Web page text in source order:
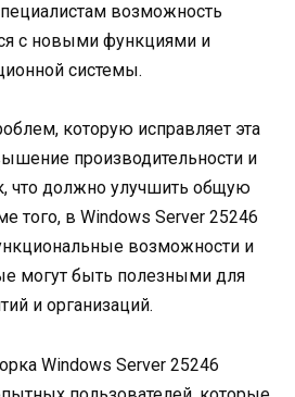
возможность
с новыми функциями и
системы.
которую исправляет эта
производительности и
что должно улучшить общую
того, в Windows Server 25246
возможности и
могут быть полезными для
и организаций.
Windows Server 25246